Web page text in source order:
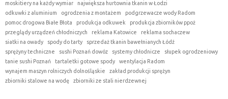
moskitiery na każdy wymiar
największa hurtownia tkanin w Łodzi
odkuwki z aluminium
ogrodzenia z montażem
podgrzewacze wody Radom
pomoc drogowa Białe Błota
produkcja odkuwek
produkcja zbiorników ppoż
przeglądy urządzeń chłodniczych
reklama Katowice
reklama sochaczew
siatki na owady
spody do tarty
sprzedaż tkanin bawełnianych Łódź
sprężyny techniczne
sushi Poznań dowóz systemy chłodnicze
słupek ogrodzeniowy
tanie sushi Poznań
tartaletki gotowe spody
wentylacja Radom
wynajem maszyn rolniczych dolnośląskie
zakład produkcji sprężyn
zbiorniki stalowe na wodę
zbiorniki ze stali nierdzewnej